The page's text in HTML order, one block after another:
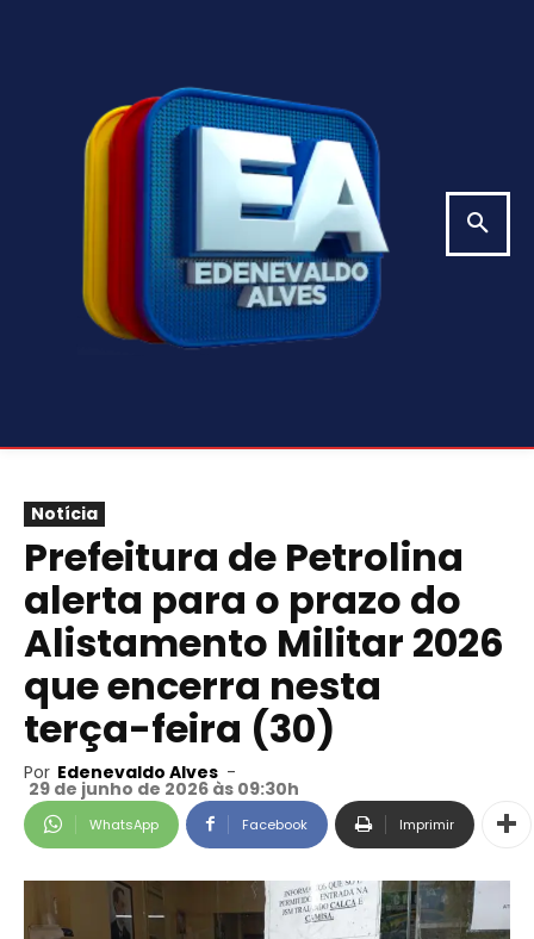
Notícia
Prefeitura de Petrolina
alerta para o prazo do
Alistamento Militar 2026
que encerra nesta
terça-feira (30)
Por Edenevaldo Alves -
29 de junho de 2026 às 09:30h
WhatsApp Facebook Imprimir